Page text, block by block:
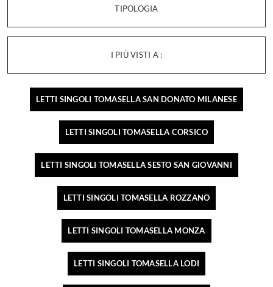
TIPOLOGIA
I PIÙ VISTI A :
LETTI SINGOLI TOMASELLA SAN DONATO MILANESE
LETTI SINGOLI TOMASELLA CORSICO
LETTI SINGOLI TOMASELLA SESTO SAN GIOVANNI
LETTI SINGOLI TOMASELLA ROZZANO
LETTI SINGOLI TOMASELLA MONZA
LETTI SINGOLI TOMASELLA LODI